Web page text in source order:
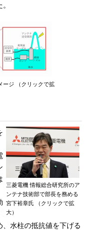
ージ （クリックで拡
三菱電機 情報総合研究所のア
ンテナ技術部で部長を務める
宮下裕章氏 （クリックで拡
大）
水柱の抵抗値を下げる